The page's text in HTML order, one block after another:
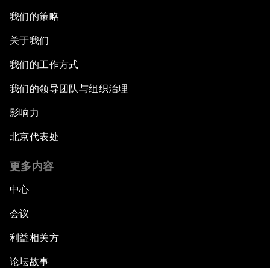
我们的策略
关于我们
我们的工作方式
我们的领导团队与组织治理
影响力
北京代表处
更多内容
中心
会议
利益相关方
论坛故事